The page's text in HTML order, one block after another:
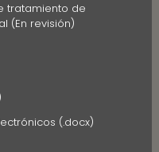
tratamiento de
(En revisión)
(.docx)